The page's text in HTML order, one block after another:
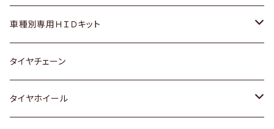
マツダ
三菱
スバル
ダイハツ
マツダ
三菱
日産
いすゞ
ダイハツ
スズキ
日産
ダイハツ
ホンダ
スズキ
日産
ホンダ
スズキ
日産
車種別専用ＨＩＤキット
トヨタ
マツダ
タイヤチェーン
タイヤホイール